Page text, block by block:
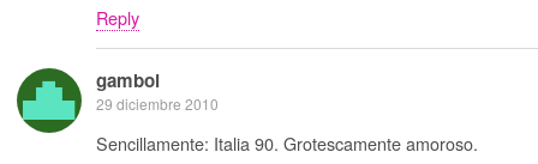
Reply
gamboi
29 diciembre 2010
Sencillamente: Italia 90. Grotescamente amoroso.